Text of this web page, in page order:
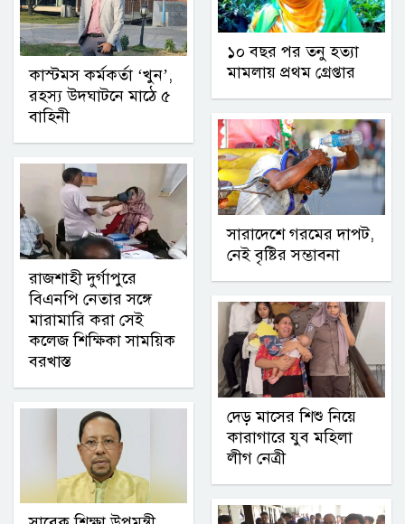
কাস্টমস কর্মকর্তা ‘খুন’,
রহস্য উদঘাটনে মাঠে ৫
বাহিনী
রাজশাহী দুর্গাপুরে
বিএনপি নেতার সঙ্গে
মারামারি করা সেই
কলেজ শিক্ষিকা সাময়িক
বরখাস্ত
১০ বছর পর তনু হত্যা
মামলায় প্রথম গ্রেপ্তার
সারাদেশে গরমের দাপট,
নেই বৃষ্টির সম্ভাবনা
দেড় মাসের শিশু নিয়ে
কারাগারে যুব মহিলা
লীগ নেত্রী